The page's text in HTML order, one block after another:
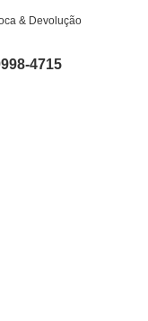
& Devolução
4715